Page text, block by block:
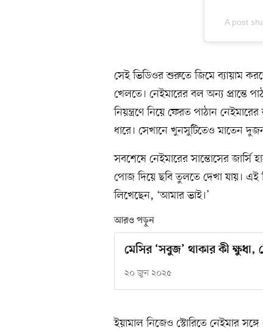
A post
সেই ভিডিওর শুরুতে জিমে ব্যায়াম
খেলতে। নেইমারের বল অন্য প্রান্তে
নিয়ন্ত্রণে নিয়ে ফেরত পাঠান
ধারে। সেখানে খুনসুটিতেও মাতেন
সবশেষে নেইমারের সান্তোসের জার্সি
পোজ দিয়ে ছবি তুলতে দেখা যায়। এই
লিখেছেন, ‘আমার ভাই।’
আরও পড়ুন
মেসির ‘সবুজ’ থাকার কী ক্ষুধা,
২০ জুন ২০২৫
ইয়ামাল নিজেও স্টোরিতে নেইমার